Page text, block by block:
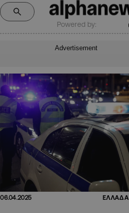
Powered by:
Advertisement
06.04.2025 ΕΛΛΑΔΑ